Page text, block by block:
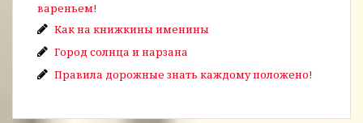
вареньем!
Как на книжкины именины
Город солнца и нарзана
Правила дорожные знать каждому положено!